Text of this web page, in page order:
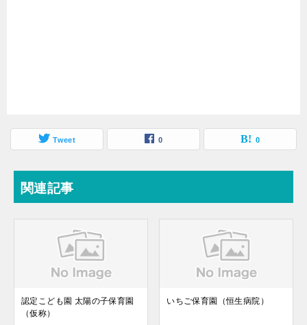
Tweet 0 0
関連記事
認定こども園 太陽の子保育園
（仮称）
いちご保育園（恒生病院）